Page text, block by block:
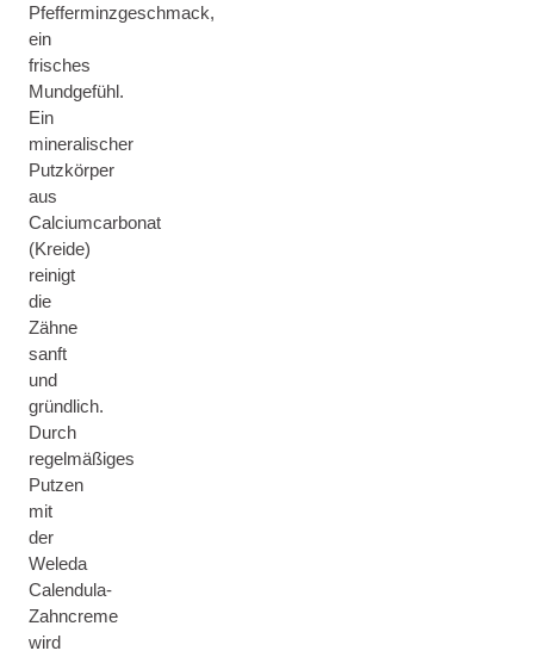
Pfefferminzgeschmack,
ein
frisches
Mundgefühl.
Ein
mineralischer
Putzkörper
aus
Calciumcarbonat
(Kreide)
reinigt
die
Zähne
sanft
und
gründlich.
Durch
regelmäßiges
Putzen
mit
der
Weleda
Calendula-
Zahncreme
wird